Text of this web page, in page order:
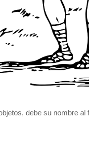
debe su nombre al